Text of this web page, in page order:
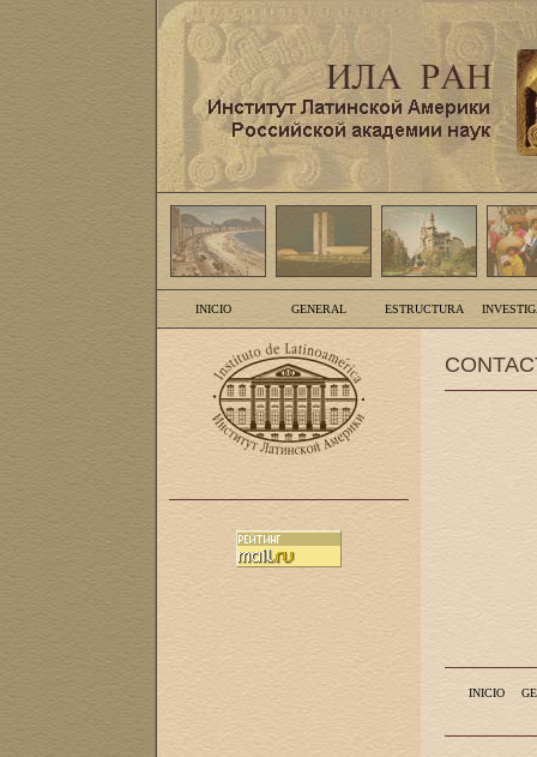
INICIO GENERAL ESTRUCTURA
INICIO